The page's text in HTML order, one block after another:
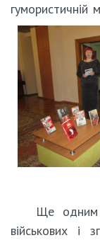
гумористичній
Ще одним
військових і